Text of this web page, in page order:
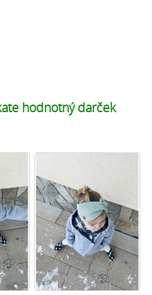
hodnotný darček